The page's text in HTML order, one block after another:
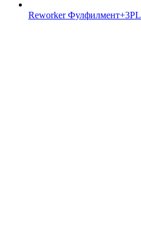
Reworker Фулфилмент+3PL